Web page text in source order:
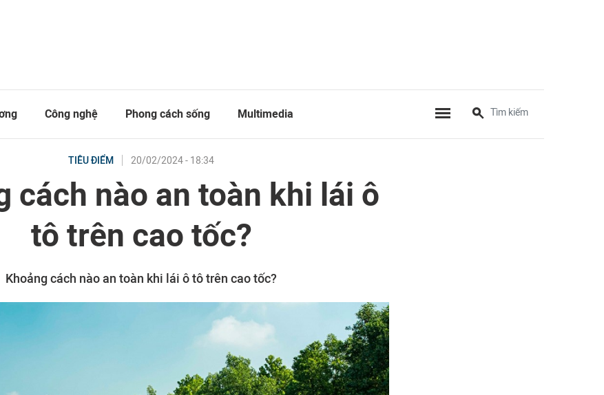
Công nghệ Phong cách sống Multimedia
TIÊU ĐIỂM 20/02/2024 - 18:34
cách nào an toàn khi lái ô
tô trên cao tốc?
Khoảng cách nào an toàn khi lái ô tô trên cao tốc?